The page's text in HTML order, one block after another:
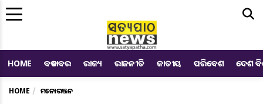
HOME ବଡ ଖବର ରାଜ୍ୟ ରାଜନୀତି ଜାତୀୟ ପରିବେଶ ଦେଶ
HOME ମନୋରଞ୍ଜନ